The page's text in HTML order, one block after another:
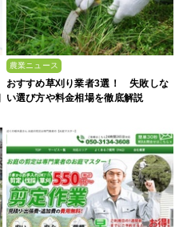
農業ニュース
おすすめ草刈り業者3選！ 失敗しな
い選び方や料金相場を徹底解説